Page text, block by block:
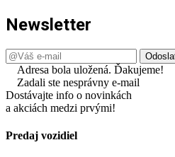
Newsletter
Adresa bola uložená. Ďakujeme!
Zadali ste nesprávny e-mail
Dostávajte info o novinkách
a akciách medzi prvými!
Predaj vozidiel